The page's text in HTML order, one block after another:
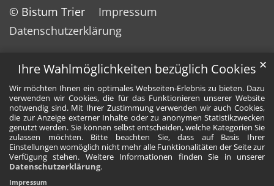
Ihre Wahlmöglichkeiten bezüglich Cookies
Wir möchten Ihnen ein optimales Webseiten-Erlebnis zu bieten. Dazu
verwenden wir Cookies, die für das Funktionieren unserer Website
notwendig sind. Mit Ihrer Zustimmung verwenden wir auch Cookies,
die zur Anzeige externer Inhalte oder zu anonymen Statistikzwecken
genutzt werden. Sie können selbst entscheiden, welche Kategorien Sie
zulassen möchten. Bitte beachten Sie, dass auf Basis Ihrer
Einstellungen womöglich nicht mehr alle Funktionalitäten der Seite zur
Verfügung stehen. Weitere Informationen finden Sie in unserer
Datenschutzerklärung.
✕
Impressum
© Bistum Trier
Impressum
Datenschutzerklärung